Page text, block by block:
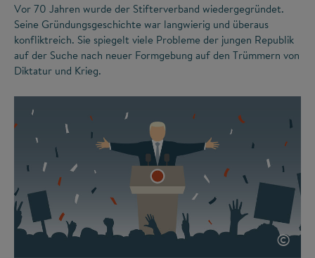
Vor 70 Jahren wurde der Stifterverband wiedergegründet.
Seine Gründungsgeschichte war langwierig und überaus
konfliktreich. Sie spiegelt viele Probleme der jungen Republik
auf der Suche nach neuer Formgebung auf den Trümmern von
Diktatur und Krieg.
©